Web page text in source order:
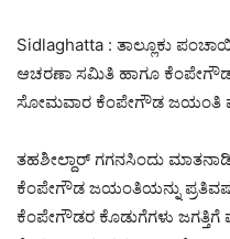
Sidlaghatta : ತಾಲ್ಲೂಕು
ಆಚರಣಾ ಸಮಿತಿ ಹಾಗೂ
ಸೋಮವಾರ ಕೆಂಪೇಗೌಡ ಜಯಂತಿ
ತಹಶೀಲ್ದಾರ್ ಗಗನಸಿಂದು
ಕೆಂಪೇಗೌಡ ಜಯಂತಿಯನ್ನು
ಕೆಂಪೇಗೌಡರ ಕೊಡುಗೆಗಳು